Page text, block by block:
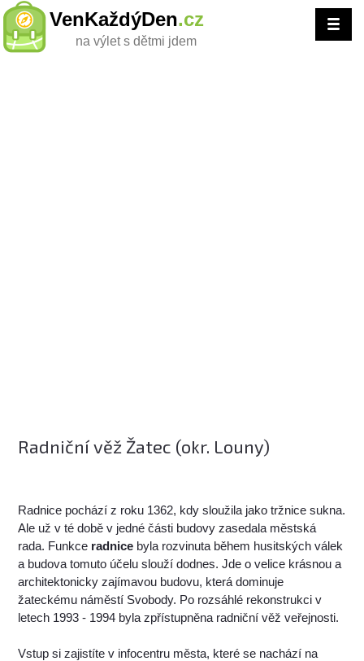
VenKaždýDen.cz
na výlet s dětmi jdem
Radniční věž Žatec (okr. Louny)
Radnice pochází z roku 1362, kdy sloužila jako tržnice sukna.
Ale už v té době v jedné části budovy zasedala městská
rada. Funkce radnice byla rozvinuta během husitských válek
a budova tomuto účelu slouží dodnes. Jde o velice krásnou a
architektonicky zajímavou budovu, která dominuje
žateckému náměstí Svobody. Po rozsáhlé rekonstrukci v
letech 1993 - 1994 byla zpřístupněna radniční věž veřejnosti.
Vstup si zajistíte v infocentru města, které se nachází na